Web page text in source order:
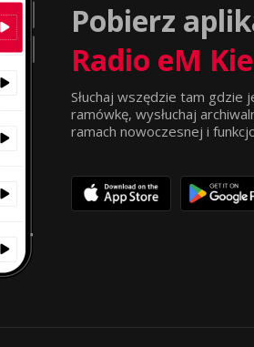
Pobierz
Radio eM
Słuchaj wszędzie tam gdzie
ramówkę, wysłuchaj
ramach nowoczesnej i